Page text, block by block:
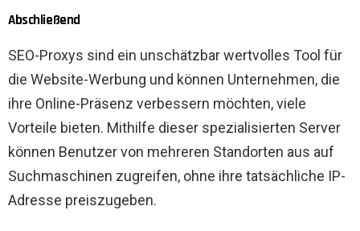
Abschließend
SEO-Proxys sind ein unschätzbar wertvolles Tool für
die Website-Werbung und können Unternehmen, die
ihre Online-Präsenz verbessern möchten, viele
Vorteile bieten. Mithilfe dieser spezialisierten Server
können Benutzer von mehreren Standorten aus auf
Suchmaschinen zugreifen, ohne ihre tatsächliche IP-
Adresse preiszugeben.